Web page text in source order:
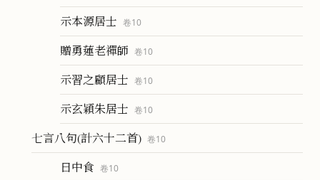
示本源居士 卷10
贈勇蓮老禪師 卷10
示習之顧居士 卷10
示玄穎朱居士 卷10
七言八句(計六十二首) 卷10
日中食 卷10